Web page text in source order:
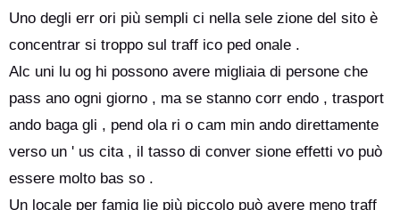
Uno degli err ori più sempli ci nella sele zione del sito è
concentrar si troppo sul traff ico ped onale .
Alc uni lu og hi possono avere migliaia di persone che
pass ano ogni giorno , ma se stanno corr endo , trasport
ando baga gli , pend ola ri o cam min ando direttamente
verso un ' us cita , il tasso di conver sione effetti vo può
essere molto bas so .
Un locale per famig lie più piccolo può avere meno traff